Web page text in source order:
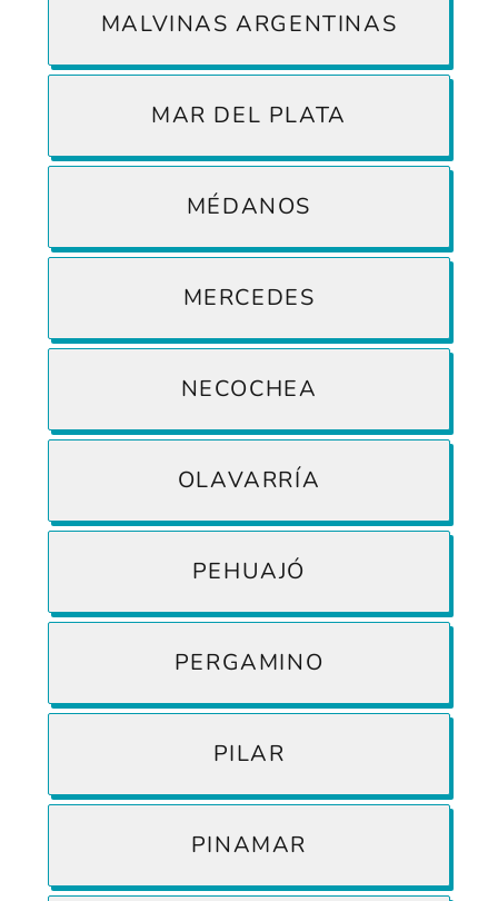
MALVINAS ARGENTINAS
MAR DEL PLATA
MÉDANOS
MERCEDES
NECOCHEA
OLAVARRÍA
PEHUAJÓ
PERGAMINO
PILAR
PINAMAR